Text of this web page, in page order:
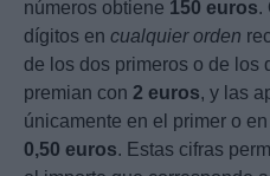
números obtiene 150 euros.
dígitos en cualquier orden
de los dos primeros o de los
premian con 2 euros, y las
únicamente en el primer o
0,50 euros. Estas cifras